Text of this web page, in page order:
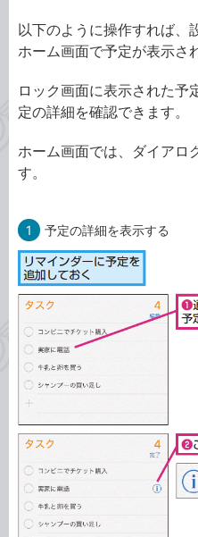
以下のように操作すれば、
ホーム画面で予定が表示さ
ロック画面に表示された予
定の詳細を確認できます。
ホーム画面では、ダイアロ
す。
1 予定の詳細を表示する